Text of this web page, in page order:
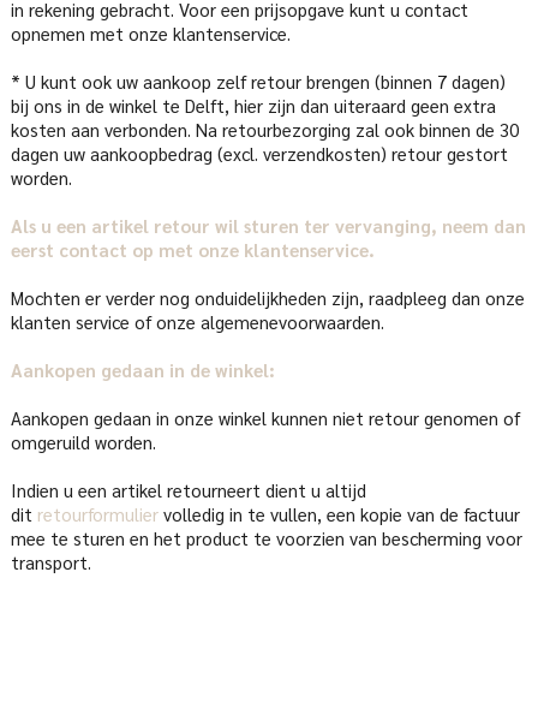
in rekening gebracht. Voor een prijsopgave kunt u contact
opnemen met onze klantenservice.
* U kunt ook uw aankoop zelf retour brengen (binnen 7 dagen)
bij ons in de winkel te Delft, hier zijn dan uiteraard geen extra
kosten aan verbonden. Na retourbezorging zal ook binnen de 30
dagen uw aankoopbedrag (excl. verzendkosten) retour gestort
worden.
Als u een artikel retour wil sturen ter vervanging, neem dan
eerst contact op met onze klantenservice.
Mochten er verder nog onduidelijkheden zijn, raadpleeg dan onze
klanten service of onze algemenevoorwaarden.
Aankopen gedaan in de winkel:
Aankopen gedaan in onze winkel kunnen niet retour genomen of
omgeruild worden.
Indien u een artikel retourneert dient u altijd
dit retourformuliervolledig in te vullen, een kopie van de factuur
mee te sturen en het product te voorzien van bescherming voor
transport.